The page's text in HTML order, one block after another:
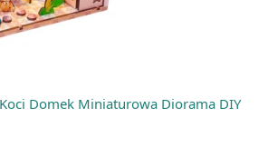
Domek Miniaturowa Diorama DIY